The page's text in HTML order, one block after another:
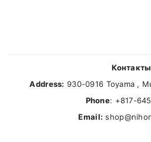
Контакты
Address: 930-0916 Toyama ,
Phone: +817-
Email: